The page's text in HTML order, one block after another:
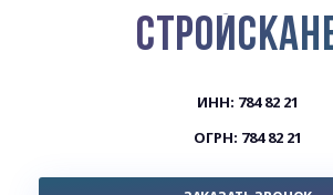
ИНН: 784 82 21
ОГРН: 784 82 21